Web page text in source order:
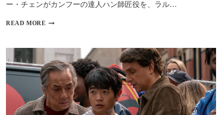
ー・チェンがカンフーの達人ハン師匠役を、ラル…
READ MORE 『ベ
キ
ド：
レ
ジ
ェ
ン
ズ』